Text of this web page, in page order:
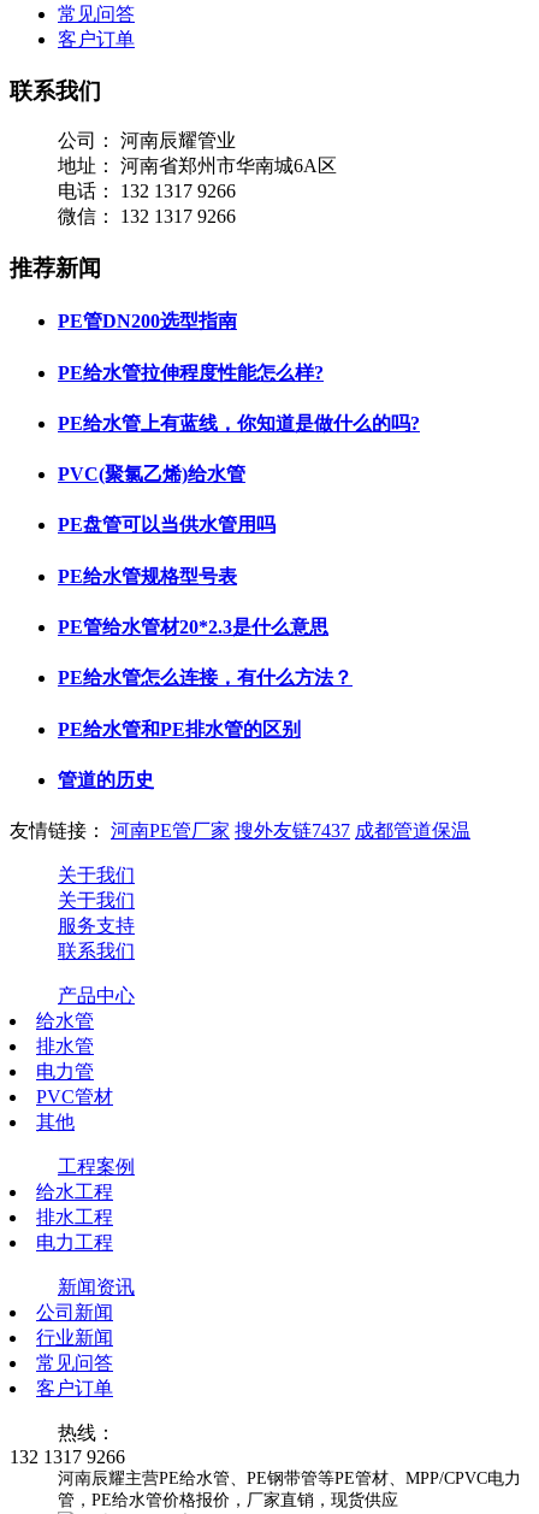
常见问答
客户订单
联系我们
公司：
河南辰耀管业
地址：
河南省郑州市华南城6A区
电话：
132 1317 9266
微信：
132 1317 9266
推荐新闻
PE管DN200选型指南
PE给水管拉伸程度性能怎么样?
PE给水管上有蓝线，你知道是做什么的吗?
PVC(聚氯乙烯)给水管
PE盘管可以当供水管用吗
PE给水管规格型号表
PE管给水管材20*2.3是什么意思
PE给水管怎么连接，有什么方法？
PE给水管和PE排水管的区别
管道的历史
友情链接： 河南PE管厂家 搜外友链7437 成都管道保温
关于我们
关于我们
服务支持
联系我们
产品中心
给水管
排水管
电力管
PVC管材
其他
工程案例
给水工程
排水工程
电力工程
新闻资讯
公司新闻
行业新闻
常见问答
客户订单
热线：
132 1317 9266
河南辰耀主营PE给水管、PE钢带管等PE管材、MPP/CPVC电力
管，PE给水管价格报价，厂家直销，现货供应